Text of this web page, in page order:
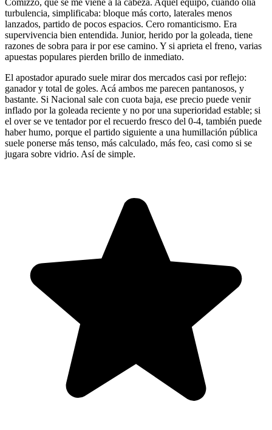
Comizzo, que se me viene a la cabeza. Aquel equipo, cuando olía
turbulencia, simplificaba: bloque más corto, laterales menos
lanzados, partido de pocos espacios. Cero romanticismo. Era
supervivencia bien entendida. Junior, herido por la goleada, tiene
razones de sobra para ir por ese camino. Y si aprieta el freno, varias
apuestas populares pierden brillo de inmediato.
El apostador apurado suele mirar dos mercados casi por reflejo:
ganador y total de goles. Acá ambos me parecen pantanosos, y
bastante. Si Nacional sale con cuota baja, ese precio puede venir
inflado por la goleada reciente y no por una superioridad estable; si
el over se ve tentador por el recuerdo fresco del 0-4, también puede
haber humo, porque el partido siguiente a una humillación pública
suele ponerse más tenso, más calculado, más feo, casi como si se
jugara sobre vidrio. Así de simple.